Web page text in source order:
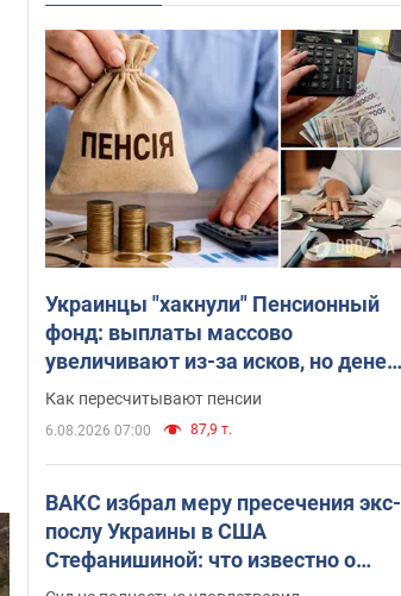
Украинцы "хакнули" Пенсионный
фонд: выплаты массово
увеличивают из-за исков, но денег
не хватает
Как пересчитывают пенсии
6.08.2026 07:00 87,9 т.
ВАКС избрал меру пресечения экс-
послу Украины в США
Стефанишиной: что известно о
деле